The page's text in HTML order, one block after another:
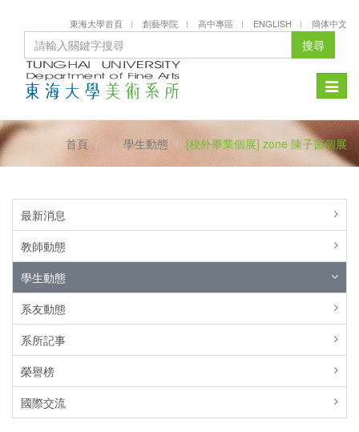
東海大學首頁 創藝學院 高中專區 ENGLISH 簡体中文
搜尋
Toggle
首頁 學生動態 [校外畢業個展] zone 陳子茵個展
最新消息
教師動態
學生動態
系友動態
系所記事
榮譽榜
國際交流